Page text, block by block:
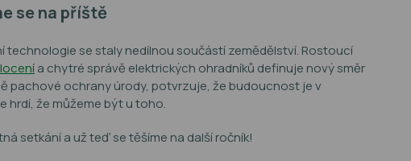
se na příště
technologie se staly nedílnou součástí zemědělství. Rostoucí
a chytré správě elektrických ohradníků definuje nový směr
pachové ochrany úrody, potvrzuje, že budoucnost je v
hrdí, že můžeme být u toho.
setkání a už teď se těšíme na další ročník!